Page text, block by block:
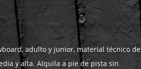
adulto y junior, material técnico de
y alta. Alquila a pie de pista sin